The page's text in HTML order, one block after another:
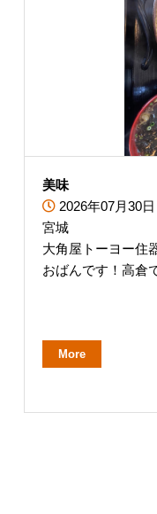
美味
2026年07月30日
宮城
大角屋トーヨー住
おばんです！高倉
More